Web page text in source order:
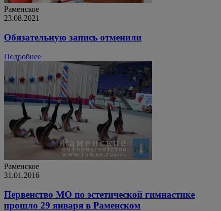
Раменское
23.08.2021
Обязательную запись отменили
Подробнее
Раменское
31.01.2016
Первенство МО по эстетической гимнастике
прошло 29 января в Раменском